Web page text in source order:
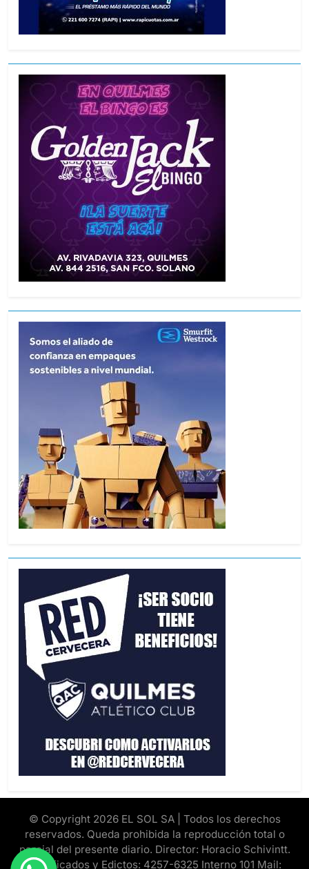
© Copyright 2026 EL SOL SA | Todos los derechos
reservados. Queda prohibida la reproducción total o
parcial del presente diario. Director: Horacio Schivintt.
Clasificados y Edictos: 4257-6325 Interno 101 Mail: